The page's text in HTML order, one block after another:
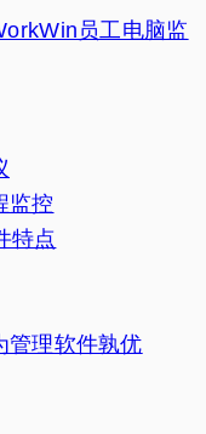
员工电脑监
监控
特点
管理软件孰优